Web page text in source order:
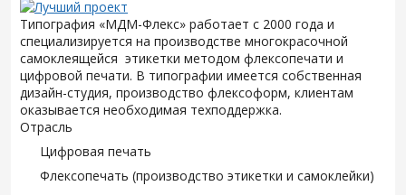
Типография «МДМ-Флекс» работает с 2000 года и
специализируется на производстве многокрасочной
самоклеящейся этикетки методом флексопечати и
цифровой печати. В типографии имеется собственная
дизайн-студия, производство флексоформ, клиентам
оказывается необходимая техподдержка.
Отрасль
Цифровая печать
Флексопечать (производство этикетки и самоклейки)